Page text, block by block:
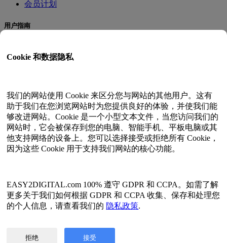
Cookie 和数据隐私
我们的网站使用 Cookie 来区分您与网站的其他用户。这有
助于我们在您浏览网站时为您提供良好的体验，并使我们能
够改进网站。Cookie 是一个小型文本文件，当您访问我们的
网站时，它会被保存到您的电脑、智能手机、平板电脑或其
他支持网络的设备上。您可以选择接受或拒绝所有 Cookie，
因为这些 Cookie 用于支持我们网站的核心功能。
EASY2DIGITAL.com 100% 遵守 GDPR 和 CCPA。如需了解
更多关于我们如何根据 GDPR 和 CCPA 收集、保存和处理您
的个人信息，请查看我们的 隐私政策.
拒绝 接受
会员计划
用户指南
API测试
英語
简体中文
繁体中文
日語
俄语
韓語
隐私和数据政策